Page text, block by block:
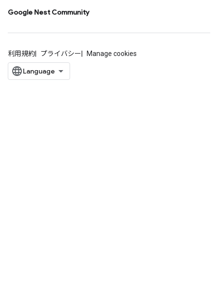
Google Nest Community
利用規約 プライバシー Manage cookies